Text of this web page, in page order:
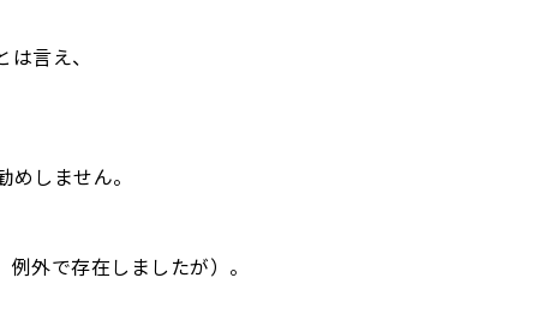
言え、
しません。
外で存在しましたが）。